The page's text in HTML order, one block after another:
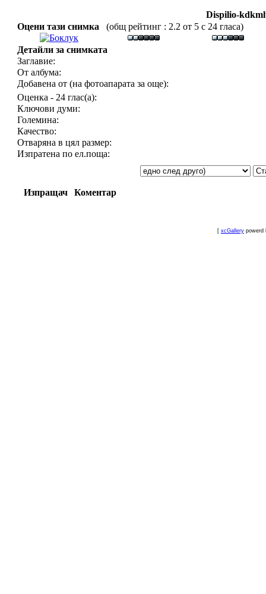
Dispilio-
Оцени тази снимка
(общ рейтинг : 2.2 от 5 с 24 гласа)
Детайли за снимката
Заглавие:
От албума:
Добавена от (на фотоапарата за още):
Оценка - 24 глас(а):
Ключови думи:
Големина:
Качество:
Отваряна в цял размер:
Изпратена по ел.поща:
Изпращач Коментар
[ xcGallery